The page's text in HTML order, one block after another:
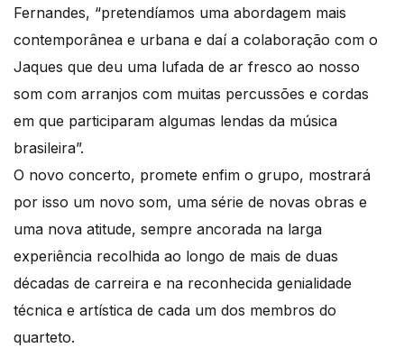
Fernandes, “pretendíamos uma abordagem mais
contemporânea e urbana e daí a colaboração com o
Jaques que deu uma lufada de ar fresco ao nosso
som com arranjos com muitas percussões e cordas
em que participaram algumas lendas da música
brasileira”.
O novo concerto, promete enfim o grupo, mostrará
por isso um novo som, uma série de novas obras e
uma nova atitude, sempre ancorada na larga
experiência recolhida ao longo de mais de duas
décadas de carreira e na reconhecida genialidade
técnica e artística de cada um dos membros do
quarteto.